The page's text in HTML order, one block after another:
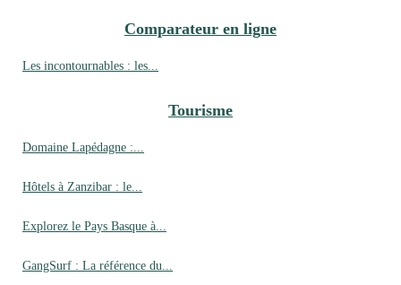
Comparateur en ligne
Les incontournables : les...
Tourisme
Domaine Lapédagne :...
Hôtels à Zanzibar : le...
Explorez le Pays Basque à...
GangSurf : La référence du...